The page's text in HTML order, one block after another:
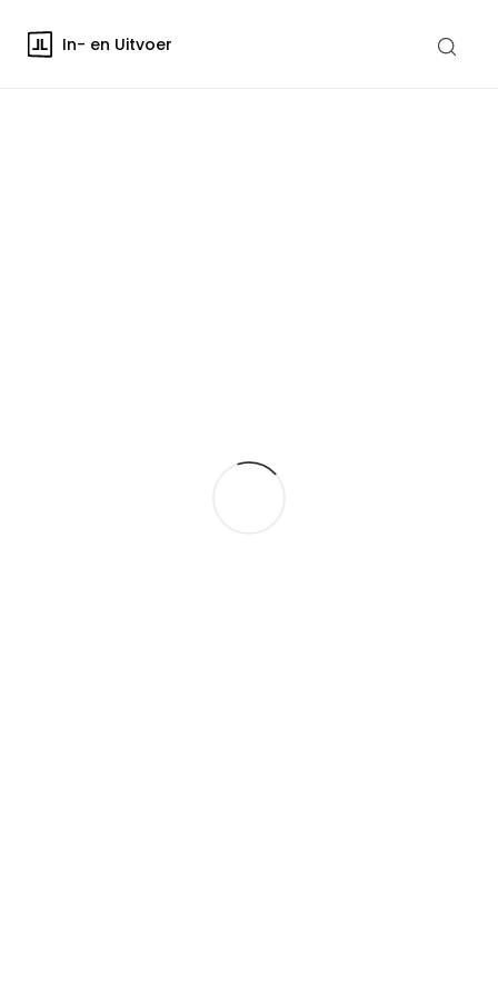
In- en Uitvoer